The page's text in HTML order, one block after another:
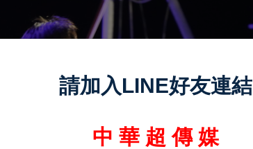
請加入LINE好友連結
中 華 超 傳 媒